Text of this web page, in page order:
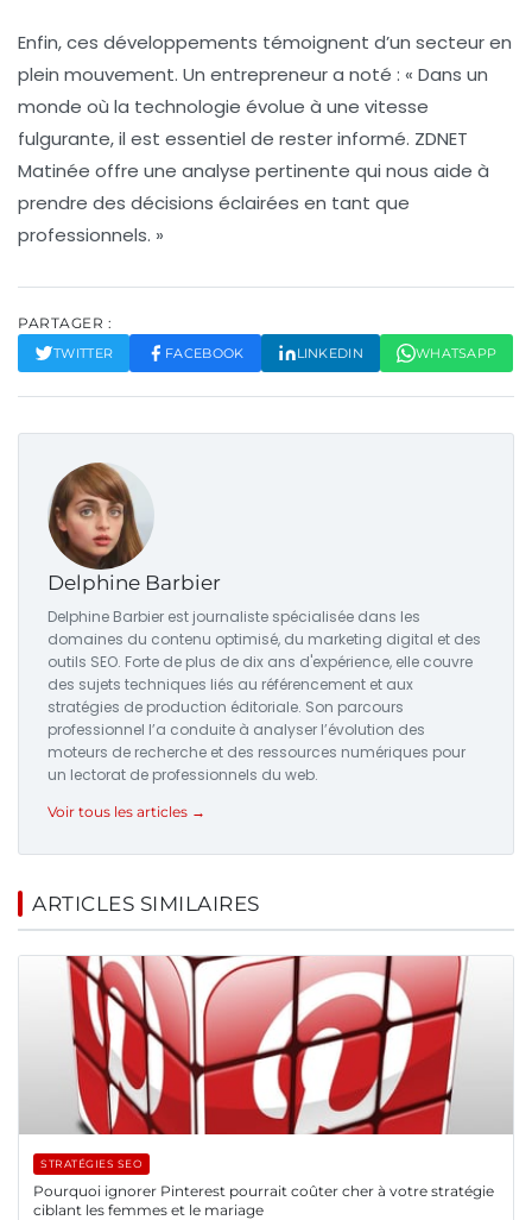
Enfin, ces développements témoignent d’un secteur en
plein mouvement. Un entrepreneur a noté : « Dans un
monde où la technologie évolue à une vitesse
fulgurante, il est essentiel de rester informé. ZDNET
Matinée offre une analyse pertinente qui nous aide à
prendre des décisions éclairées en tant que
professionnels. »
PARTAGER :
TWITTER FACEBOOK LINKEDIN WHATSAPP
Delphine Barbier
Delphine Barbier est journaliste spécialisée dans les
domaines du contenu optimisé, du marketing digital et des
outils SEO. Forte de plus de dix ans d'expérience, elle couvre
des sujets techniques liés au référencement et aux
stratégies de production éditoriale. Son parcours
professionnel l’a conduite à analyser l’évolution des
moteurs de recherche et des ressources numériques pour
un lectorat de professionnels du web.
Voir tous les articles →
ARTICLES SIMILAIRES
STRATÉGIES SEO
Pourquoi ignorer Pinterest pourrait coûter cher à votre stratégie
ciblant les femmes et le mariage